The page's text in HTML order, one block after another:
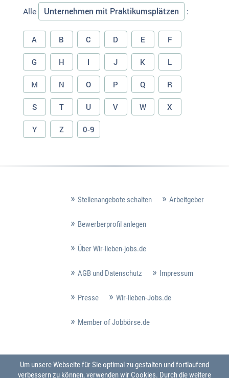
Alle Unternehmen mit Praktikumsplätzen :
A B C D E F
G H I J K L
M N O P Q R
S T U V W X
Y Z 0-9
Stellenangebote schalten Arbeitgeber
Bewerberprofil anlegen
Über Wir-lieben-jobs.de
AGB und Datenschutz Impressum
Presse Wir-lieben-Jobs.de
Member of Jobbörse.de
Um unsere Webseite für Sie optimal zu gestalten und fortlaufend
verbessern zu können, verwenden wir Cookies. Durch die weitere